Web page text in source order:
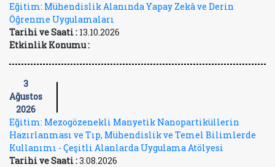
Eğitim: Mühendislik Alanında Yapay Zekâ ve Derin
Öğrenme Uygulamaları
Tarihi ve Saati : 13.10.2026
Etkinlik Konumu :
3
Ağustos
2026
Eğitim: Mezogözenekli Manyetik Nanopartiküllerin
Hazırlanması ve Tıp, Mühendislik ve Temel Bilimlerde
Kullanımı - Çeşitli Alanlarda Uygulama Atölyesi
Tarihi ve Saati :3.08.2026